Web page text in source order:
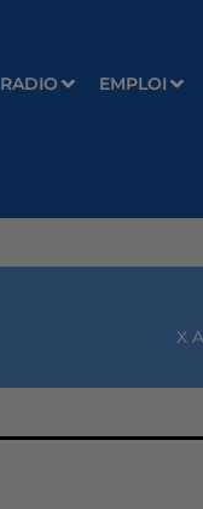
RADIO EMPLOI
X